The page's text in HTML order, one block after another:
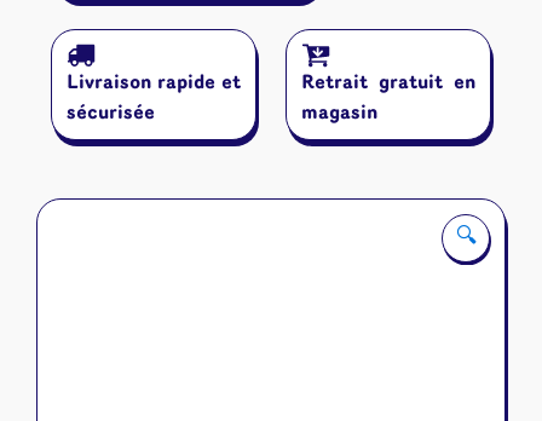
🔍
Card
Dungeon
Livraison rapide et
sécurisée
Retrait gratuit en
magasin